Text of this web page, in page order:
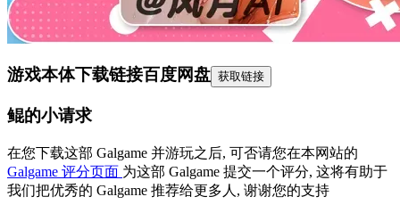
游戏本体下载链接百度网盘 获取链接
鲲的小请求
在您下载这部 Galgame 并游玩之后, 可否请您在本网站的
Galgame 评分页面 为这部 Galgame 提交一个评分, 这将有助于
我们把优秀的 Galgame 推荐给更多人, 谢谢您的支持